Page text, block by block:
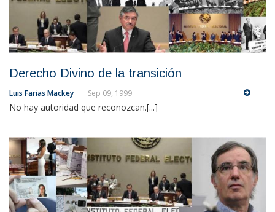
Derecho Divino de la transición
Luis Farias Mackey Sep 09, 1999
No hay autoridad que reconozcan.[...]